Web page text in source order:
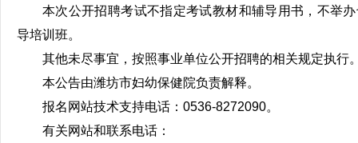
本次公开招聘考试不指定考试教材和辅导用书，不举
导培训班。
其他未尽事宜，按照事业单位公开招聘的相关规定执行
本公告由潍坊市妇幼保健院负责解释。
报名网站技术支持电话：0536-8272090。
有关网站和联系电话：